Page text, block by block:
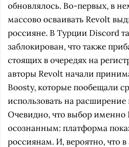
обновлялось. Во-первых, в
массово осваивать Revolt
россияне. В Турции Discord
заблокирован, что также
стоящих в очередях на
авторы Revolt начали
Boosty, которые пообещали
использовать на
Очевидно, что выбор именно
осознанным: платформа
россиянам. И, вероятно, что в